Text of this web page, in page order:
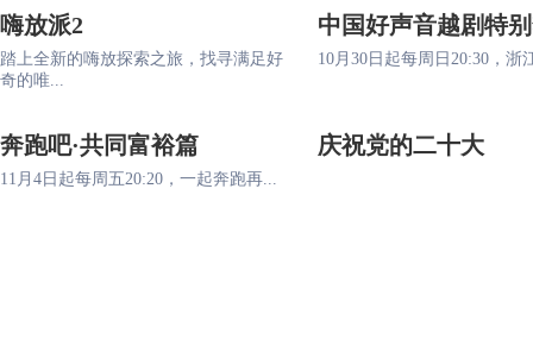
嗨放派2
踏上全新的嗨放探索之旅，找寻满足好
奇的唯...
中国好声音越剧特
10月30日起每周日20:30，浙
奔跑吧·共同富裕篇
11月4日起每周五20:20，一起奔跑再...
庆祝党的二十大